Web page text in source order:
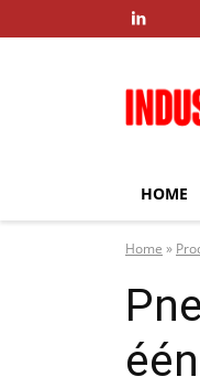

HOME
Home »